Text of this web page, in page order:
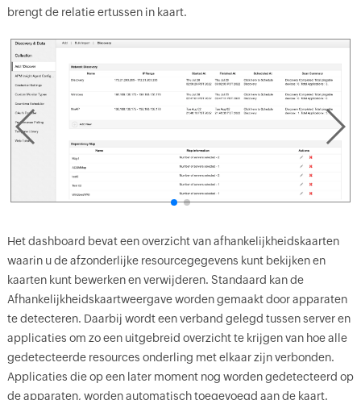
brengt de relatie ertussen in kaart.
Het dashboard bevat een overzicht van afhankelijkheidskaarten
waarin u de afzonderlijke resourcegegevens kunt bekijken en
kaarten kunt bewerken en verwijderen. Standaard kan de
Afhankelijkheidskaartweergave worden gemaakt door apparaten
te detecteren. Daarbij wordt een verband gelegd tussen server en
applicaties om zo een uitgebreid overzicht te krijgen van hoe alle
gedetecteerde resources onderling met elkaar zijn verbonden.
Applicaties die op een later moment nog worden gedetecteerd op
de apparaten, worden automatisch toegevoegd aan de kaart.